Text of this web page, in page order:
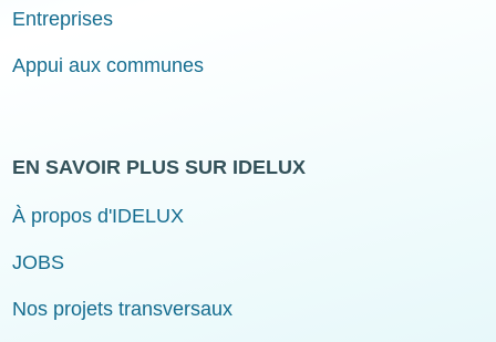
Entreprises
Appui aux communes
EN SAVOIR PLUS SUR IDELUX
À propos d'IDELUX
JOBS
Nos projets transversaux